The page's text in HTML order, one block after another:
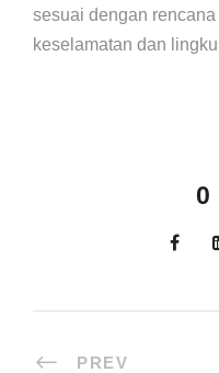
sesuai dengan
keselamatan dan
0
PREV